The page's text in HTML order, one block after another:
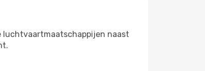
luchtvaartmaatschappijen naast